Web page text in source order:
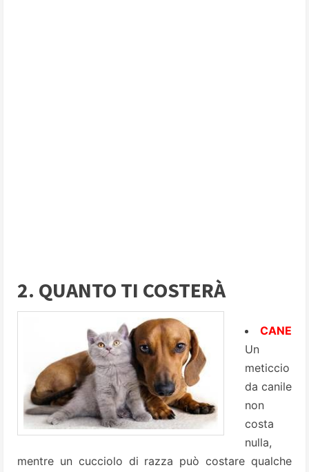
2. QUANTO TI COSTERÀ
CANE
Un
meticcio
da canile
non
costa
nulla,
mentre un cucciolo di razza può costare qualche